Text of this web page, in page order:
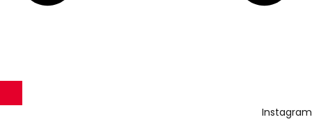
Instagram